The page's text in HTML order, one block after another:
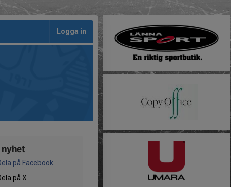
Logga in
nyhet
på Facebook
på X